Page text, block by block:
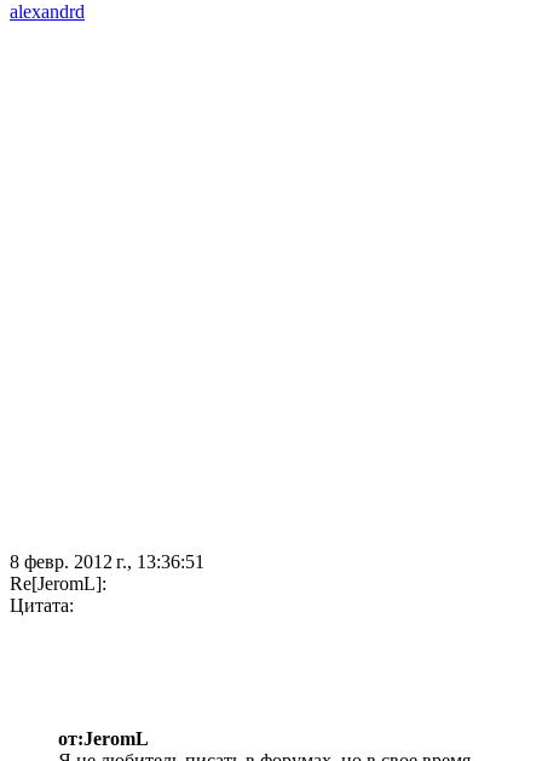
alexandrd
8 февр. 2012 г., 13:36:51
Re[JeromL]:
Цитата:
от:JeromL